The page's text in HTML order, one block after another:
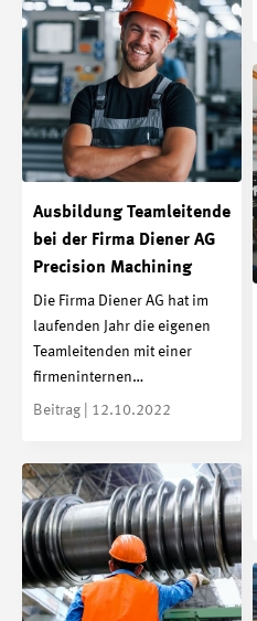
Ausbildung Teamleitende
bei der Firma Diener AG
Precision Machining
Die Firma Diener AG hat im
laufenden Jahr die eigenen
Teamleitenden mit einer
firmeninternen…
Beitrag | 12.10.2022